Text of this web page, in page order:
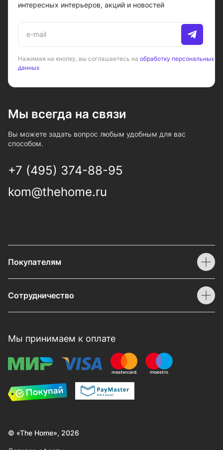
интересных интерьеров, акций и новостей
Нажимая на кнопку, вы соглашаетесь на обработку персональных
данных
Мы всегда на связи
Вы можете задать вопрос любым удобным для вас
способом.
+7 (495) 374-88-95
kom@thehome.ru
Покупателям
Сотрудничество
Мы принимаем к оплате
© «The Home», 2026